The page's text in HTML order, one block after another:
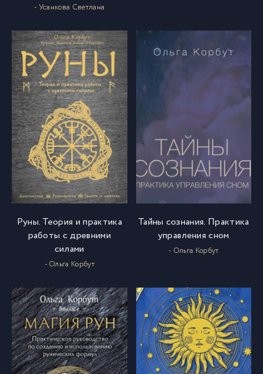
- Усанкова Светлана
Руны. Теория и практика
работы с древними
силами
- Ольга Корбут
Тайны сознания. Практика
управления сном
- Ольга Корбут